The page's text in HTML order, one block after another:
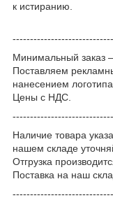
к истиранию.
Минимальный заказ
Поставляем
нанесением логотипа
Цены с НДС.
Наличие товара
нашем складе
Отгрузка
Поставка на наш